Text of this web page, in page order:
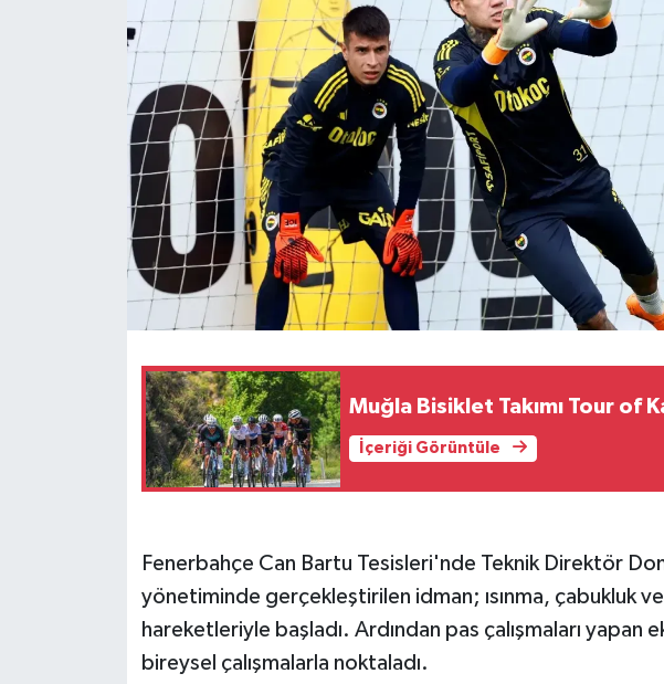
Muğla Bisiklet Takımı Tour of
İçeriği Görüntüle
Fenerbahçe Can Bartu Tesisleri'nde Teknik Direktör
yönetiminde gerçekleştirilen idman; ısınma, çabukluk
hareketleriyle başladı. Ardından pas çalışmaları yapan
bireysel çalışmalarla noktaladı.